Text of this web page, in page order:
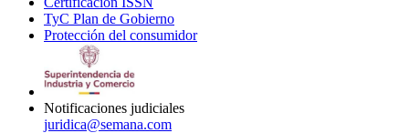
new
window
in
new
TyC Plan de Gobierno
in
Protección del consumidorOpens
Notificaciones judiciales
juridica@semana.com